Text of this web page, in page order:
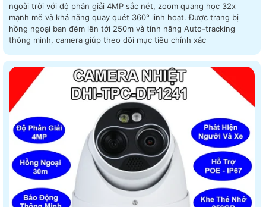
ngoài trời với độ phân giải 4MP sắc nét, zoom quang học 32x
mạnh mẽ và khả năng quay quét 360° linh hoạt. Được trang bị
hồng ngoại ban đêm lên tới 250m và tính năng Auto-tracking
thông minh, camera giúp theo dõi mục tiêu chính xác